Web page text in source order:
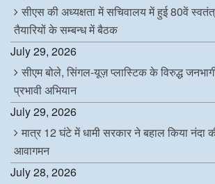
सीएस की अध्यक्षता में सचिवालय में हुई 80वें
तैयारियों के सम्बन्ध में बैठक
July 29, 2026
सीएम बोले, सिंगल-यूज़ प्लास्टिक के विरुद्ध
प्रभावी अभियान
July 29, 2026
मात्र 12 घंटे में धामी सरकार ने बहाल किया नंदा
आवागमन
July 28, 2026